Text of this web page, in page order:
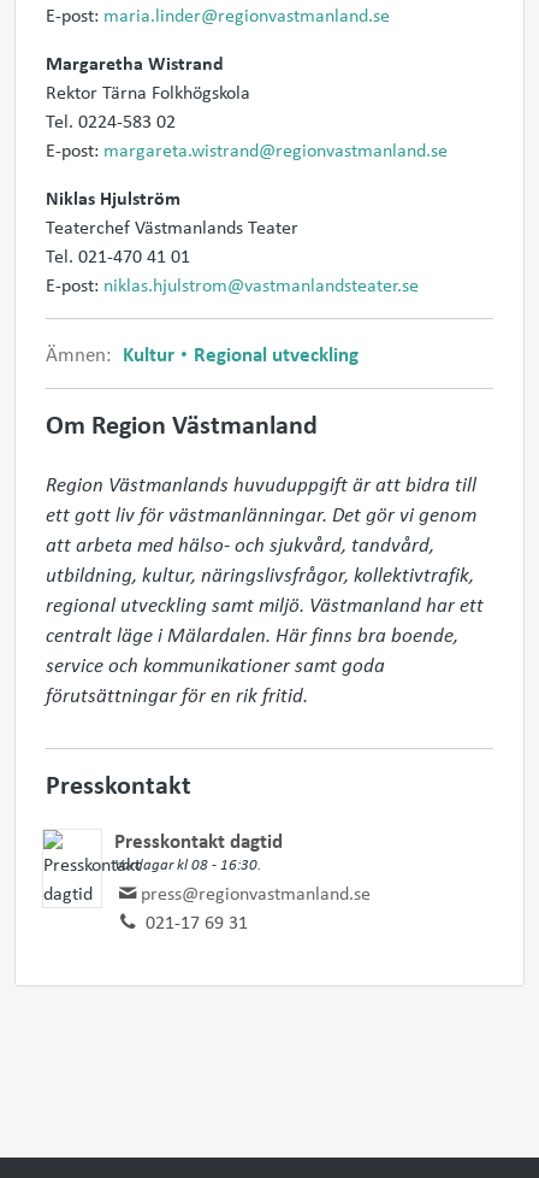
E-post: maria.linder@regionvastmanland.se
Margaretha Wistrand
Rektor Tärna Folkhögskola
Tel. 0224-583 02
E-post: margareta.wistrand@regionvastmanland.se
Niklas Hjulström
Teaterchef Västmanlands Teater
Tel. 021-470 41 01
E-post: niklas.hjulstrom@vastmanlandsteater.se
Ämnen: Kultur Regional utveckling
Om Region Västmanland
Region Västmanlands huvuduppgift är att bidra till
ett gott liv för västmanlänningar. Det gör vi genom
att arbeta med hälso- och sjukvård, tandvård,
utbildning, kultur, näringslivsfrågor, kollektivtrafik,
regional utveckling samt miljö. Västmanland har ett
centralt läge i Mälardalen. Här finns bra boende,
service och kommunikationer samt goda
förutsättningar för en rik fritid.
Presskontakt
Presskontakt dagtid
Vardagar kl 08 - 16:30.
press@regionvastmanland.se
021-17 69 31